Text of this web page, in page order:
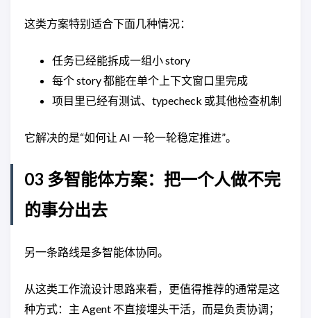
这类方案特别适合下面几种情况：
任务已经能拆成一组小 story
每个 story 都能在单个上下文窗口里完成
项目里已经有测试、typecheck 或其他检查机制
它解决的是“如何让 AI 一轮一轮稳定推进”。
03 多智能体方案：把一个人做不完
的事分出去
另一条路线是多智能体协同。
从这类工作流设计思路来看，更值得推荐的通常是这
种方式：主 Agent 不直接埋头干活，而是负责协调；